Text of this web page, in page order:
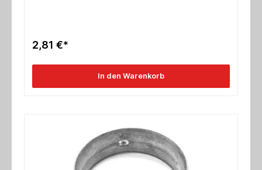
2,81 €*
In den Warenkorb